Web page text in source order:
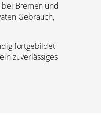
Bremen und
Gebrauch,
fortgebildet
zuverlässiges